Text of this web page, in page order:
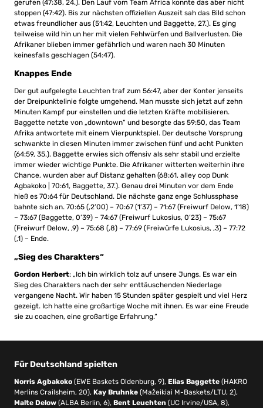
gerufen (47:38, 24.). Den Lauf vom Team Africa konnte das aber nicht
stoppen (47:42). Bis zur nächsten offiziellen Auszeit sah das Bild schon
etwas freundlicher aus (51:42, Leuchten und Baggette, 27.). Es ging
teilweise wild hin un her mit vielen Fehlwürfen und Ballverlusten. Die
Afrikaner blieben immer gefährlich und waren nach 30 Minuten
keinesfalls geschlagen (54:47).
Knappes Ende
Der gut aufgelegte Leuchten traf zum 56:47, aber der Konter jenseits
der Dreipunktelinie folgte umgehend. Man musste sich jetzt auf zehn
Minuten Kampf pur einstellen und die letzten Kräfte mobilisieren.
Baggette netzte von „downtown“ und besorgte das 59:50, das Team
Afrika antwortete mit einem Vierpunktspiel. Der deutsche Vorsprung
schwankte in diesen Minuten immer zwischen fünf und acht Punkten
(64:59, 35.). Baggette erwies sich offensiv als sehr stabil und erzielte
immer wieder wichtige Punkte. Die Afrikaner witterten weiterhin ihre
Chance, wurden aber auf Distanz gehalten (68:61, alley oop Dunk
Agbakoko | 70:61, Baggette, 37.). Genau drei Minuten vor dem Ende
hieß es 70:64 für Deutschland. Die nächste ganz enge Schlussphase
bahnte sich an. 70:65 (‚2’00) – 70:67 (1’37) – 71:67 (Freiwurf Delow, 1’18)
– 73:67 (Baggette, 0’39) – 74:67 (Freiwurf Lukosius, 0’23) – 75:67
(Freiwurf Delow, ‚9) – 75:68 (‚8) – 77:69 (Freiwürfe Lukosius, ‚3) – 77:72
(‚1) – Ende.
„Sieg des Charakters“
Gordon Herbert: „Ich bin wirklich tolz auf unsere Jungs. Es war ein
Sieg des Charakters nach der sehr enttäuschenden Niederlage
vergangene Nacht. Wir haben 15 Stunden später gespielt und viel Herz
gezeigt. Ich hatte eine großartige Woche mit ihnen. Es war eine Freude
sie zu coachen, eine großartige Erfahrung.“
Für Deutschland spielten
Norris Agbakoko (EWE Baskets Oldenburg, 9), Elias Baggette (HAKRO
Merlins Crailsheim, 20), Kay Bruhnke (Mažeikiai M-Baskets/LTU, 2),
Malte Delow (ALBA Berlin, 6), Bent Leuchten (UC Irvine/USA, 8),